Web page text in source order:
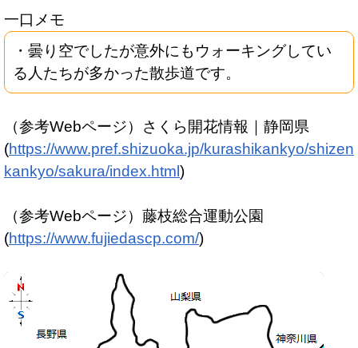
一口メモ
・曇り空でしたが意外にもウォーキングしてい
る人たちが多かった散歩道です。
（参考Webページ）さくら開花情報｜静岡県
(https://www.pref.shizuoka.jp/kurashikankyo/shizen
kankyo/sakura/index.htm )
（参考Webページ）藤枝総合運動公園
(https://www.fujiedascp.com/)